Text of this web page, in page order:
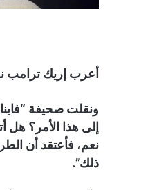
أعرب إريك ترامب
ونقلت صحيفة
إلى هذا الأمر؟ هل
نعم، فأعتقد أن
ذلك”.